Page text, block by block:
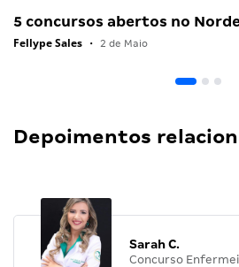
5 concursos abertos no
Fellype Sales • 2 de Maio
Depoimentos
Sarah C.
Concurso